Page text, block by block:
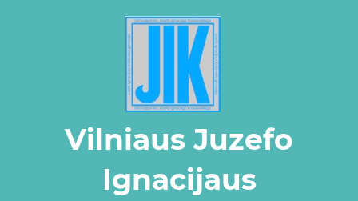
Vilniaus Juzefo
Ignacijaus